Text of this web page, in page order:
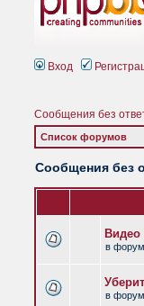
Вход
Сообщения без
Список форумов
Сообщения без
Видео
в
в